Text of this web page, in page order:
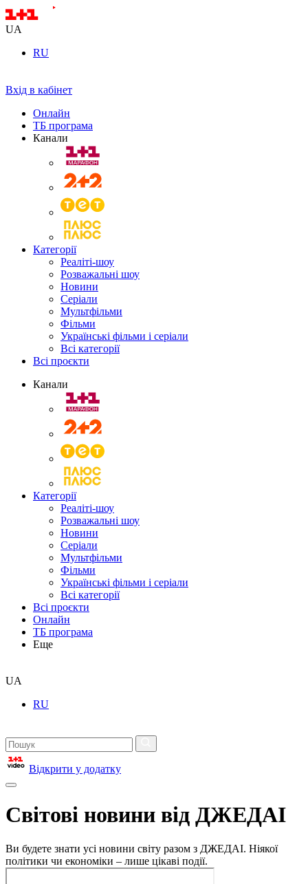
UA
RU
Вхід в кабінет
Онлайн
ТБ програма
Канали
Категорії
Реаліті-шоу
Розважальні шоу
Новини
Серіали
Мультфільми
Фільми
Українські фільми і серіали
Всі категорії
Всі проєкти
Канали
Категорії
Реаліті-шоу
Розважальні шоу
Новини
Серіали
Мультфільми
Фільми
Українські фільми і серіали
Всі категорії
Всі проєкти
Онлайн
ТБ програма
Еще
UA
RU
Відкрити у додатку
Світові новини від ДЖЕДАІ
Ви будете знати усі новини світу разом з ДЖЕДАІ. Ніякої
політики чи економіки – лише цікаві події.